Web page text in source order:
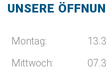
UNSERE
Montag:
Mittwoch: